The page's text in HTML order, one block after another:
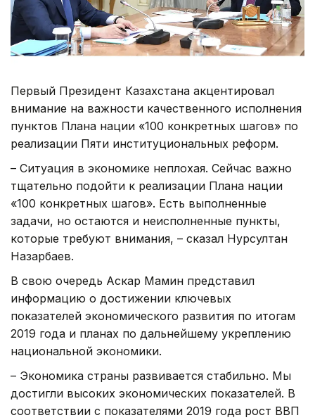
Первый Президент Казахстана акцентировал
внимание на важности качественного исполнения
пунктов Плана нации «100 конкретных шагов» по
реализации Пяти институциональных реформ.
– Ситуация в экономике неплохая. Сейчас важно
тщательно подойти к реализации Плана нации
«100 конкретных шагов». Есть выполненные
задачи, но остаются и неисполненные пункты,
которые требуют внимания, – сказал Нурсултан
Назарбаев.
В свою очередь Аскар Мамин представил
информацию о достижении ключевых
показателей экономического развития по итогам
2019 года и планах по дальнейшему укреплению
национальной экономики.
– Экономика страны развивается стабильно. Мы
достигли высоких экономических показателей. В
соответствии с показателями 2019 года рост ВВП